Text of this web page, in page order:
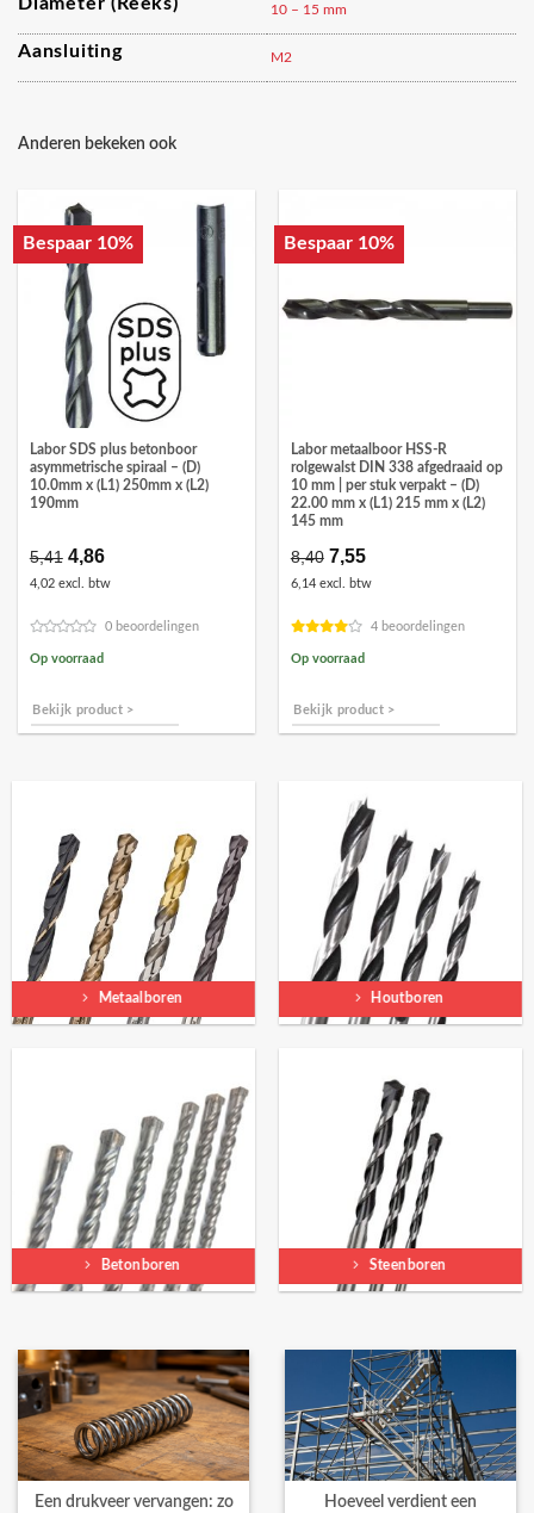
10 – 15 mm
Aansluiting M2
Anderen bekeken ook
Bespaar 10%
Labor SDS plus betonboor
asymmetrische spiraal – (D)
10.0mm x (L1) 250mm x (L2)
190mm
5,41 Oorspronkelijke
prijs
was:
4,86Huidige
is:
4,02 excl. btw
0 beoordelingen
Op voorraad
Bekijk product >
Bespaar 10%
Labor metaalboor HSS-R
rolgewalst DIN 338 afgedraaid op
10 mm | per stuk verpakt – (D)
22.00 mm x (L1) 215 mm x (L2)
145 mm
8,40 Oorspronkelijke
prijs
was:
7,55Huidige
is:
6,14 excl. btw
4 beoordelingen
Op voorraad
Bekijk product >
Metaalboren Houtboren
Betonboren Steenboren
Een drukveer vervangen: zo
Hoeveel verdient een